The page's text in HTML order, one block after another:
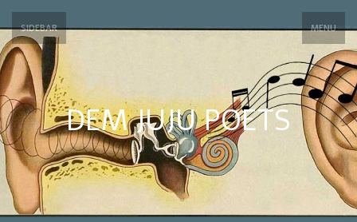
SIDEBAR MENU
DEM JUJU POETS